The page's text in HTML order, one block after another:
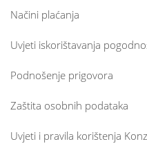
Načini plaćanja
Uvjeti iskorištavanja
Podnošenje prigovora
Zaštita osobnih podataka
Uvjeti i pravila korištenja